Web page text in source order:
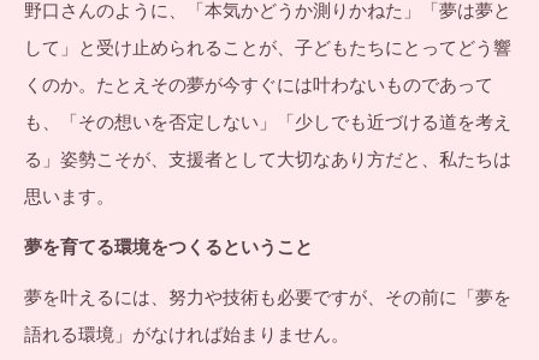
野口さんのように、「本気かどうか測りかねた」「夢は夢と
して」と受け止められることが、子どもたちにとってどう響
くのか。たとえその夢が今すぐには叶わないものであって
も、「その想いを否定しない」「少しでも近づける道を考え
る」姿勢こそが、支援者として大切なあり方だと、私たちは
思います。
夢を育てる環境をつくるということ
夢を叶えるには、努力や技術も必要ですが、その前に「夢を
語れる環境」がなければ始まりません。